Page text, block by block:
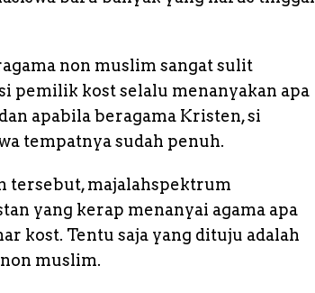
non muslim sangat sulit
pemilik kost selalu menanyakan apa
apabila beragama Kristen, si
tempatnya sudah penuh.
tersebut, majalahspektrum
yang kerap menanyai agama apa
kost. Tentu saja yang dituju adalah
muslim.